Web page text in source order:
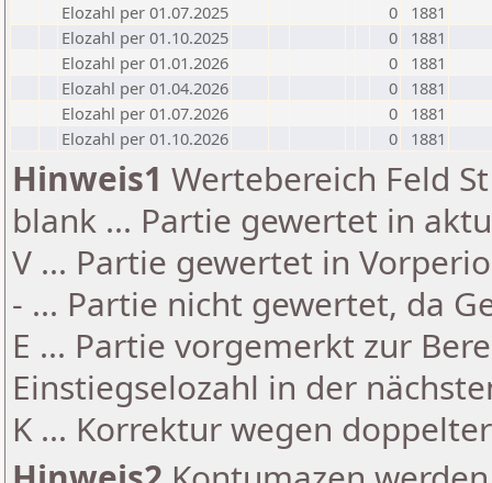
Elozahl per 01.07.2025
0
1881
Elozahl per 01.10.2025
0
1881
Elozahl per 01.01.2026
0
1881
Elozahl per 01.04.2026
0
1881
Elozahl per 01.07.2026
0
1881
Elozahl per 01.10.2026
0 1881
Hinweis1 Wertebereich Feld
blank ... Partie gewertet in
V ... Partie gewertet in
- ... Partie nicht gewertet, da
E ... Partie vorgemerkt zur
Einstiegselozahl in der
K ... Korrektur wegen